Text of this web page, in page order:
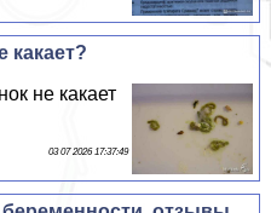
какает?
не какает
03 07 2026 17:37:49